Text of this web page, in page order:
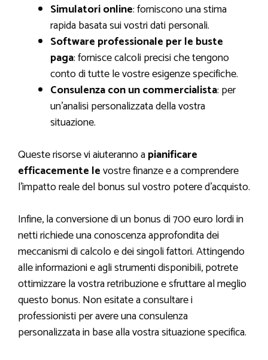
Simulatori online: forniscono una stima
rapida basata sui vostri dati personali.
Software professionale per le buste
paga: fornisce calcoli precisi che tengono
conto di tutte le vostre esigenze specifiche.
Consulenza con un commercialista: per
un’analisi personalizzata della vostra
situazione.
Queste risorse vi aiuteranno apianificare
efficacemente levostre finanze e a comprendere
l’impatto reale del bonus sul vostro potere d’acquisto.
Infine, la conversione di un bonus di 700 euro lordi in
netti richiede una conoscenza approfondita dei
meccanismi di calcolo e dei singoli fattori. Attingendo
alle informazioni e agli strumenti disponibili, potrete
ottimizzare la vostra retribuzione e sfruttare al meglio
questo bonus. Non esitate a consultare i
professionisti per avere una consulenza
personalizzata in base alla vostra situazione specifica.